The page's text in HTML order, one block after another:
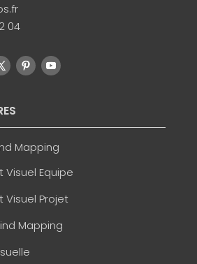
04
Mapping
Equipe
Visuel Projet
Mapping